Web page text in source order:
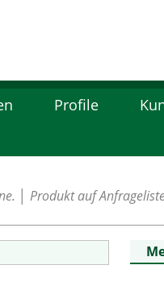
Profile
│ Produkt auf